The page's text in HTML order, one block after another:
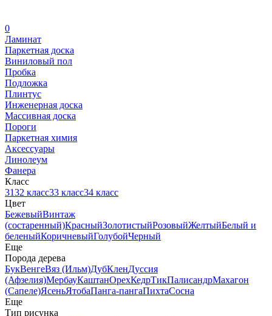
0
Ламинат
Паркетная доска
Виниловый пол
Пробка
Подложка
Плинтус
Инженерная доска
Массивная доска
Пороги
Паркетная химия
Аксессуары
Линолеум
Фанера
Класс
3132 класс33 класс34 класс
Цвет
БежевыйВинтаж
(состаренный)КрасныйЗолотистыйРозовыйЖелтыйБелый и
беленыйКоричневыйГолубойЧерный
Еще
Порода дерева
БукВенгеВяз (Ильм)ДубКленДуссия
(Афзелия)МербауКаштанОрехКедрТикПалисандрМахагон
(Сапеле)ЯсеньЯтобаПанга-пангаПихтаСосна
Еще
Тип рисунка